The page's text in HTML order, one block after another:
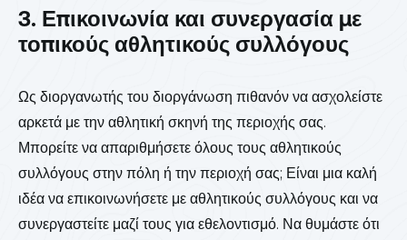
3. Επικοινωνία και συνεργασία με
τοπικούς αθλητικούς συλλόγους
Ως διοργανωτής του διοργάνωση πιθανόν να ασχολείστε
αρκετά με την αθλητική σκηνή της περιοχής σας.
Μπορείτε να απαριθμήσετε όλους τους αθλητικούς
συλλόγους στην πόλη ή την περιοχή σας; Είναι μια καλή
ιδέα να επικοινωνήσετε με αθλητικούς συλλόγους και να
συνεργαστείτε μαζί τους για εθελοντισμό. Να θυμάστε ότι